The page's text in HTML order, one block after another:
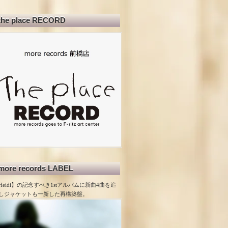
place RECORD
records LABEL
】の記念すべき1stアルバムに新曲4曲を追
ジャケットも一新した再構築盤。